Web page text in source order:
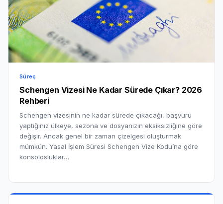
Süreç
Schengen Vizesi Ne Kadar Sürede Çıkar? 2026
Rehberi
Schengen vizesinin ne kadar sürede çıkacağı, başvuru
yaptığınız ülkeye, sezona ve dosyanızın eksiksizliğine göre
değişir. Ancak genel bir zaman çizelgesi oluşturmak
mümkün. Yasal İşlem Süresi Schengen Vize Kodu’na göre
konsolosluklar…